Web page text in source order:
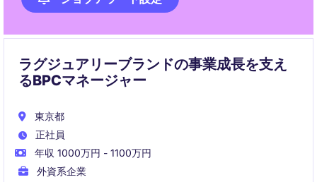
ラグジュアリーブランドの事業成長を支え
るBPCマネージャー
東京都
正社員
年収 1000万円 - 1100万円
外資系企業